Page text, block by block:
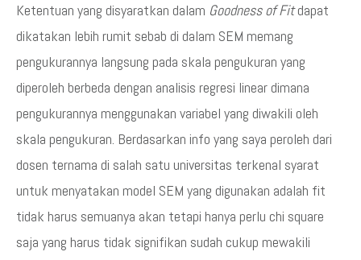
Ketentuan yang disyaratkan dalam Goodness of Fitdapat
dikatakan lebih rumit sebab di dalam SEM memang
pengukurannya langsung pada skala pengukuran yang
diperoleh berbeda dengan analisis regresi linear dimana
pengukurannya menggunakan variabel yang diwakili oleh
skala pengukuran. Berdasarkan info yang saya peroleh dari
dosen ternama di salah satu universitas terkenal syarat
untuk menyatakan model SEM yang digunakan adalah fit
tidak harus semuanya akan tetapi hanya perlu chi square
saja yang harus tidak signifikan sudah cukup mewakili